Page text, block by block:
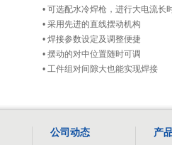
• 可选配水冷焊枪，进行大电流长
• 采用先进的直线摆动机构
• 焊接参数设定及调整便捷
• 摆动的对中位置随时可调
• 工件组对间隙大也能实现焊接
公司动态
产